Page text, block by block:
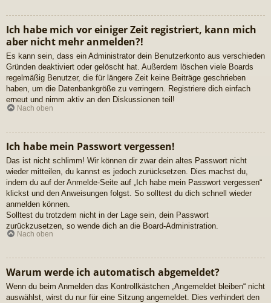
Ich habe mich vor einiger Zeit registriert, kann mich
aber nicht mehr anmelden?!
Es kann sein, dass ein Administrator dein Benutzerkonto aus verschieden
Gründen deaktiviert oder gelöscht hat. Außerdem löschen viele Boards
regelmäßig Benutzer, die für längere Zeit keine Beiträge geschrieben
haben, um die Datenbankgröße zu verringern. Registriere dich einfach
erneut und nimm aktiv an den Diskussionen teil!
Nach oben
Ich habe mein Passwort vergessen!
Das ist nicht schlimm! Wir können dir zwar dein altes Passwort nicht
wieder mitteilen, du kannst es jedoch zurücksetzen. Dies machst du,
indem du auf der Anmelde-Seite auf „Ich habe mein Passwort vergessen“
klickst und den Anweisungen folgst. So solltest du dich schnell wieder
anmelden können.
Solltest du trotzdem nicht in der Lage sein, dein Passwort
zurückzusetzen, so wende dich an die Board-Administration.
Nach oben
Warum werde ich automatisch abgemeldet?
Wenn du beim Anmelden das Kontrollkästchen „Angemeldet bleiben“ nicht
auswählst, wirst du nur für eine Sitzung angemeldet. Dies verhindert den